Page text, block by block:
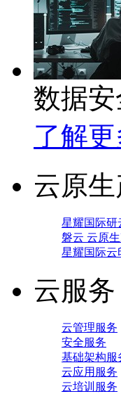
数据
了解更
云原
星耀国际研
磐云 云原生
星耀国际云
云服务
云管理服务
安全服务
基础架构服
云应用服务
云培训服务